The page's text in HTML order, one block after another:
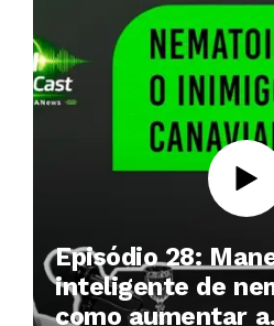
Episódio 28:
inteligente de
como aumentar a